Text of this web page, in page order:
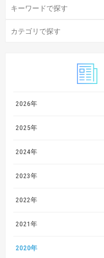
2026年
2025年
2024年
2023年
2022年
2021年
2020年